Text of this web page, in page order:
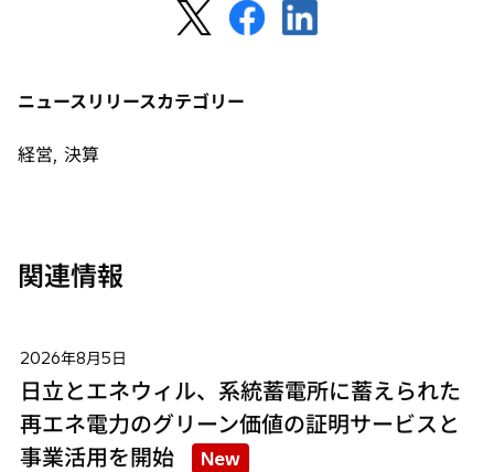
し
タ
新
し
ニュースリリースカテゴリー
経営, 決算
関連情報
2026年8月5日
日立とエネウィル、系統蓄電所に蓄えられた
再エネ電力のグリーン価値の証明サービスと
事業活用を開始
New